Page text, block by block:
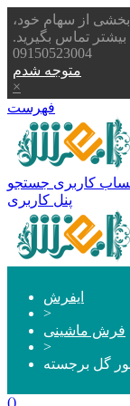
بخشی از سهام خود،
تماس بگیرید.
09150523004
متوجه شدم
×
فهرست
کاربری جستجو
پنل کاربری
ایفرش
>
فرش ماشینی
>
()